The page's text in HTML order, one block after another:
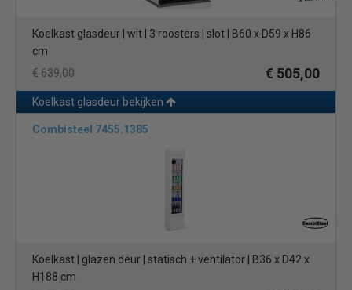
Koelkast glasdeur | wit | 3 roosters | slot | B60 x D59 x H86
cm
€ 639,00
€ 505,00
Koelkast glasdeur bekijken
Combisteel 7455.1385
Koelkast | glazen deur | statisch + ventilator | B36 x D42 x
H188 cm